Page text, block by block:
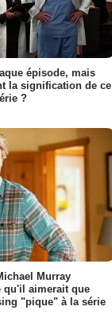
épisode, mais
la signification de ce
?
Murray
qu'il aimerait que
"pique" à la série